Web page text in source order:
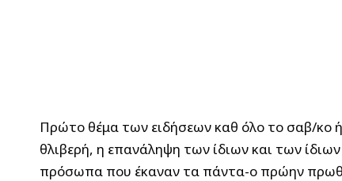
Πρώτο θέμα των ειδήσεων καθ όλο το σαβ/κο
θλιβερή, η επανάληψη των ίδιων και των
πρόσωπα που έκαναν τα πάντα-ο πρώην